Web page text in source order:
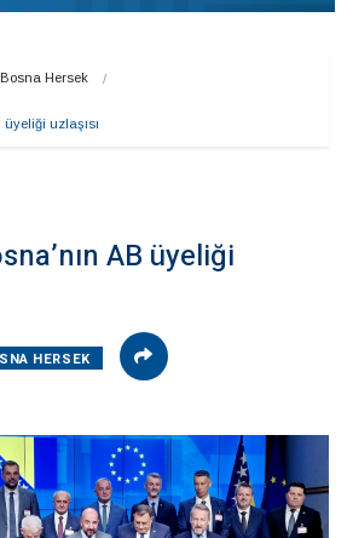
Bosna Hersek
üyeliği uzlaşısı
AB üyeliği
HERSEK